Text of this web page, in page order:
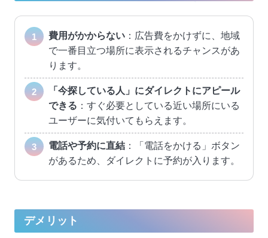
費用がかからない ：広告費をかけずに、地域
で一番目立つ場所に表示されるチャンスがあ
ります。
「今探している人」にダイレクトにアピール
できる ：すぐ必要としている近い場所にいる
ユーザーに気付いてもらえます。
電話や予約に直結 ：「電話をかける」ボタン
があるため、ダイレクトに予約が入ります。
デメリット